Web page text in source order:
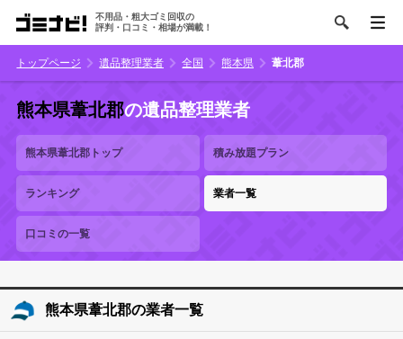
不用品・粗大ゴミ回収の
評判・口コミ・相場が満載！
トップページ 遺品整理業者 全国 熊本県 葦北郡
熊本県葦北郡の遺品整理業者
熊本県葦北郡トップ 積み放題プラン
ランキング 業者一覧
口コミの一覧
熊本県葦北郡の業者一覧